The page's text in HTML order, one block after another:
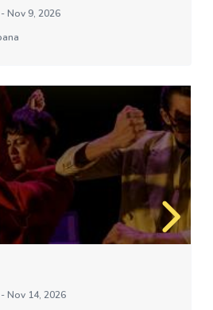
Nov 9, 2026
Nov 14, 2026